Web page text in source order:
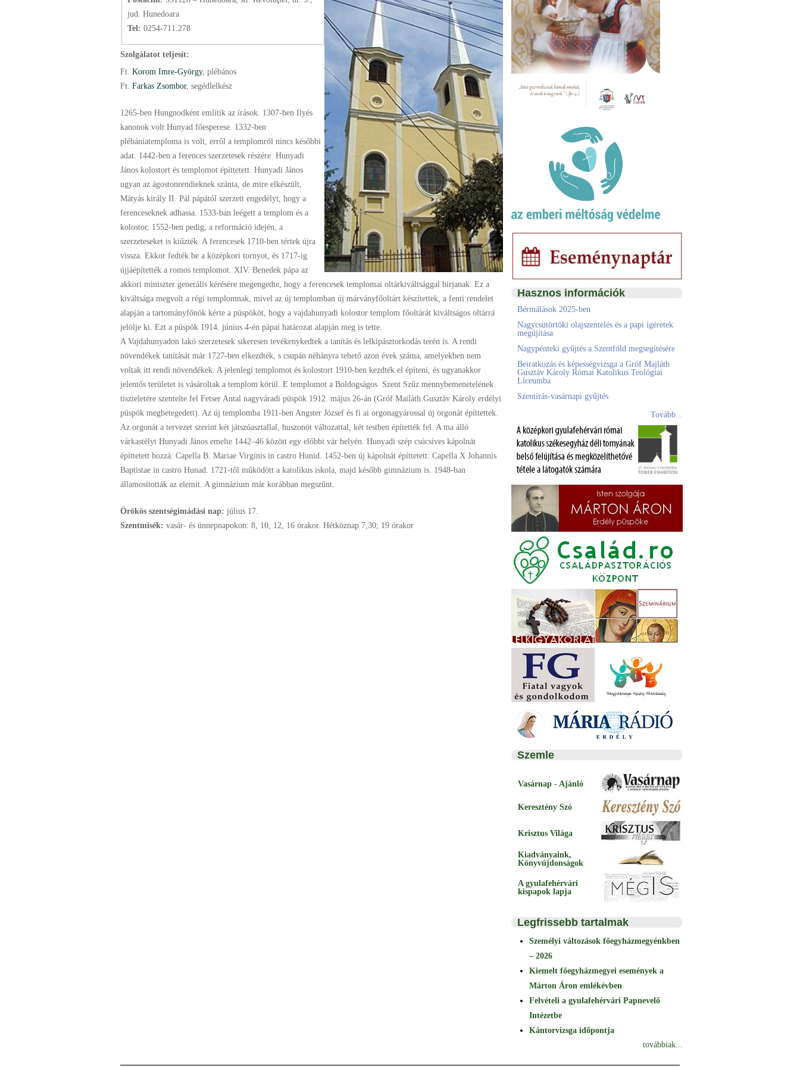
jud. Hunedoara
Tel: 0254-711.278
Szolgálatot teljesít:
Ft. Korom Imre-György, plébános
Ft. Farkas Zsombor, segédlelkész
1265-ben Hungnodként említik az írások. 1307-ben Ilyés
kanonok volt Hunyad főesperese. 1332-ben
plébániatemploma is volt, erről a templomról nincs későbbi
adat. 1442-ben a ferences szerzetesek részére Hunyadi
János kolostort és templomot építtetett. Hunyadi János
ugyan az ágostonrendieknek szánta, de mire elkészült,
Mátyás király II. Pál pápától szerzett engedélyt, hogy a
ferenceseknek adhassa. 1533-ban leégett a templom és a
kolostor, 1552-ben pedig, a reformáció idején, a
szerzeteseket is kiűzték. A ferencesek 1710-ben tértek újra
vissza. Ekkor fedték be a középkori tornyot, és 1717-ig
újjáépítették a romos templomot. XIV. Benedek pápa az
akkori miniszter generális kérésére megengedte, hogy a ferencesek templomai oltárkiváltsággal bírjanak. Ez a
kiváltsága megvolt a régi templomnak, mivel az új templomban új márványfőoltárt készítettek, a fenti rendelet
alapján a tartományfőnök kérte a püspököt, hogy a vajdahunyadi kolostor templom főoltárát kiváltságos oltárrá
jelölje ki. Ezt a püspök 1914. június 4-én pápai határozat alapján meg is tette.
A Vajdahunyadon lakó szerzetesek sikeresen tevékenykedtek a tanítás és lelkipásztorkodás terén is. A rendi
növendékek tanítását már 1727-ben elkezdték, s csupán néhányra tehető azon évek száma, amelyekben nem
voltak itt rendi növendékek. A jelenlegi templomot és kolostort 1910-ben kezdték el építeni, és ugyanakkor
jelentős területet is vásároltak a templom körül. E templomot a Boldogságos Szent Szűz mennybemenetelének
tiszteletére szentelte fel Fetser Antal nagyváradi püspök 1912. május 26-án (Gróf Mailáth Gusztáv Károly erdélyi
püspök megbetegedett). Az új templomba 1911-ben Angster József és fi ai orgonagyárossal új orgonát építtettek.
Az orgonát a tervezet szerint két játszóasztallal, huszonöt változattal, két testben építették fel. A ma álló
várkastélyt Hunyadi János emelte 1442–46 között egy előbbi vár helyén. Hunyadi szép csúcsíves kápolnát
építtetett hozzá: Capella B. Mariae Virginis in castro Hunid. 1452-ben új kápolnát építtetett: Capella X Johannis
Baptistae in castro Hunad. 1721-től működött a katolikus iskola, majd később gimnázium is. 1948-ban
államosították az elemit. A gimnázium már korábban megszűnt.
Örökös szentségimádási nap: július 17.
Szentmisék: vasár- és ünnepnapokon: 8, 10, 12, 16 órakor. Hétköznap 7,30; 19 órakor
Hasznos információk
Bérmálások 2025-ben
Nagycsütörtöki olajszentelés és a papi ígéretek
megújítása
Nagypénteki gyűjtés a Szentföld megsegítésére
Beiratkozás és képességvizsga a Gróf Majláth
Gusztáv Károly Római Katolikus Teológiai
Líceumba
Szentírás-vasárnapi gyűjtés
Tovább...
Szemle
Vasárnap - Ajánló
Keresztény Szó
Krisztus Világa
Kiadványaink,
Könyvújdonságok
A gyulafehérvári
kispapok lapja
Legfrissebb tartalmak
Személyi változások főegyházmegyénkben
– 2026
Kiemelt főegyházmegyei események a
Márton Áron emlékévben
Felvételi a gyulafehérvári Papnevelő
Intézetbe
Kántorvizsga időpontja
továbbiak...